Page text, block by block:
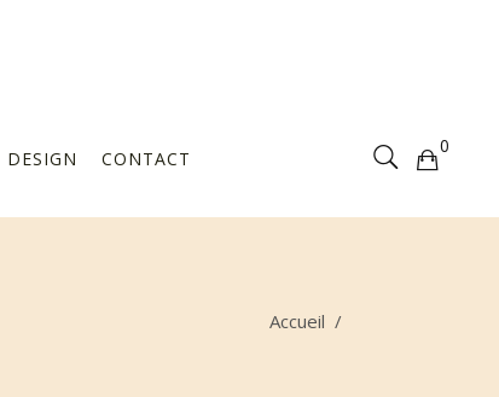
DESIGN CONTACT
0
Votre sélection est vide
Accueil /